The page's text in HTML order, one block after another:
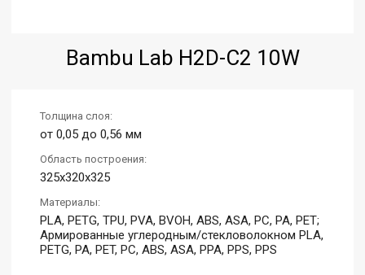
Bambu Lab H2D-C2 10W
Толщина слоя:
от 0,05 до 0,56 мм
Область построения:
325x320x325
Материалы:
PLA, PETG, TPU, PVA, BVOH, ABS, ASA, PC, PA, PET;
Армированные углеродным/стекловолокном PLA,
PETG, PA, PET, PC, ABS, ASA, PPA, PPS, PPS